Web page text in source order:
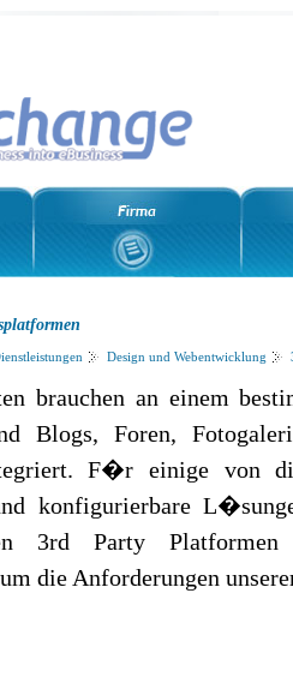
Design und Webentwicklung
brauchen an einem
Blogs, Foren,
F�r einige von
konfigurierbare
3rd Party Platformen
die Anforderungen